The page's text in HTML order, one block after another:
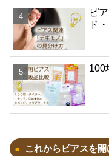
ピ
ド
100
これからピアスを